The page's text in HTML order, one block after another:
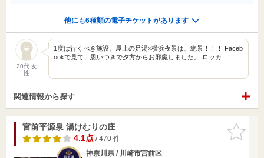
他にも6種類の電子チケットがあります
20代 女
性
1度は行くべき施設。屋上の足湯×横浜夜景は、絶景！！！ Faceb
ookで見て、思いつきで夕方からお邪魔しました。 ロッカ…
関連情報から探す
お気に入
りに追加
宮前平源泉 湯けむりの庄
4.1点/ 470 件
神奈川県 / 川崎市宮前区